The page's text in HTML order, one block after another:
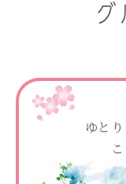
グ
ゆと